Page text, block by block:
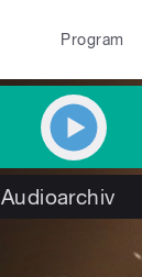
Program
Audioarchiv